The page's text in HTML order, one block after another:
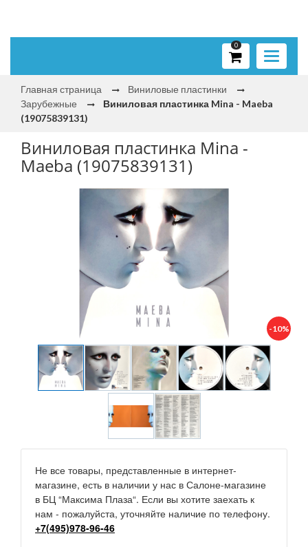
Toggle
0
Главная страница
Виниловые пластинки
Зарубежные
Виниловая пластинка Mina - Maeba
(19075839131)
Виниловая пластинка Mina -
Maeba (19075839131)
-10%
Не все товары, представленные в интернет-
магазине, есть в наличии у нас в Салоне-магазине
в БЦ “Максима Плаза“. Если вы хотите заехать к
нам - пожалуйста, уточняйте наличие по телефону.
+7(495)978-96-46